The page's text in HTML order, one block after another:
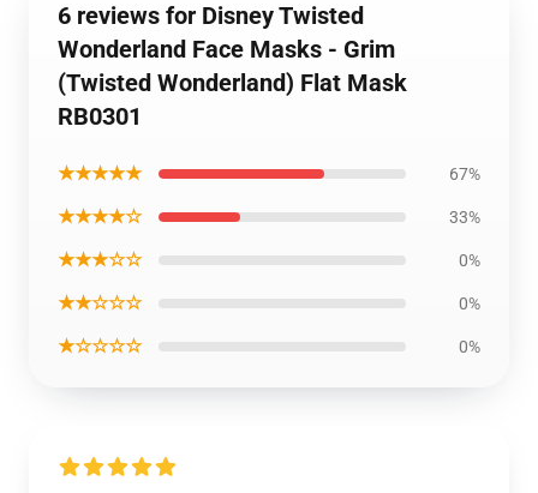
6 reviews for Disney Twisted
Wonderland Face Masks - Grim
(Twisted Wonderland) Flat Mask
RB0301
★★★★★ 67%
★★★★☆ 33%
★★★☆☆ 0%
★★☆☆☆ 0%
★☆☆☆☆ 0%